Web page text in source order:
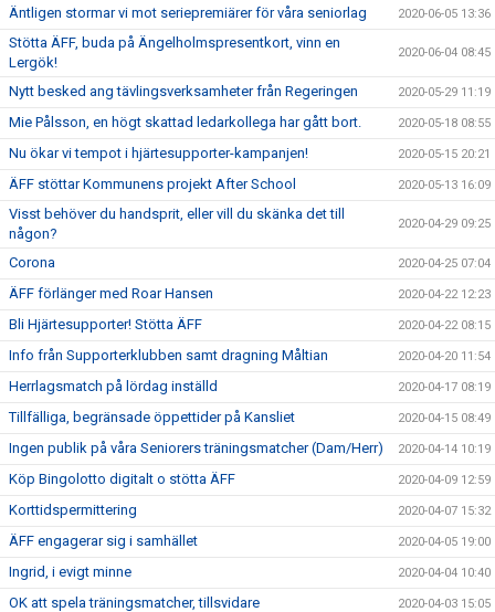
Äntligen stormar vi mot seriepremiärer för våra seniorlag 2020-06-05 13:36
Stötta ÄFF, buda på Ängelholmspresentkort, vinn en
Lergök!
2020-06-04 08:45
Nytt besked ang tävlingsverksamheter från Regeringen 2020-05-29 11:19
Mie Pålsson, en högt skattad ledarkollega har gått bort. 2020-05-18 08:55
Nu ökar vi tempot i hjärtesupporter-kampanjen! 2020-05-15 20:21
ÄFF stöttar Kommunens projekt After School 2020-05-13 16:09
Visst behöver du handsprit, eller vill du skänka det till
någon?
2020-04-29 09:25
Corona 2020-04-25 07:04
ÄFF förlänger med Roar Hansen 2020-04-22 12:23
Bli Hjärtesupporter! Stötta ÄFF 2020-04-22 08:15
Info från Supporterklubben samt dragning Måltian 2020-04-20 11:54
Herrlagsmatch på lördag inställd 2020-04-17 08:19
Tillfälliga, begränsade öppettider på Kansliet 2020-04-15 08:49
Ingen publik på våra Seniorers träningsmatcher (Dam/Herr) 2020-04-14 10:19
Köp Bingolotto digitalt o stötta ÄFF 2020-04-09 12:59
Korttidspermittering 2020-04-07 15:32
ÄFF engagerar sig i samhället 2020-04-05 19:00
Ingrid, i evigt minne 2020-04-04 10:40
OK att spela träningsmatcher, tillsvidare 2020-04-03 15:05